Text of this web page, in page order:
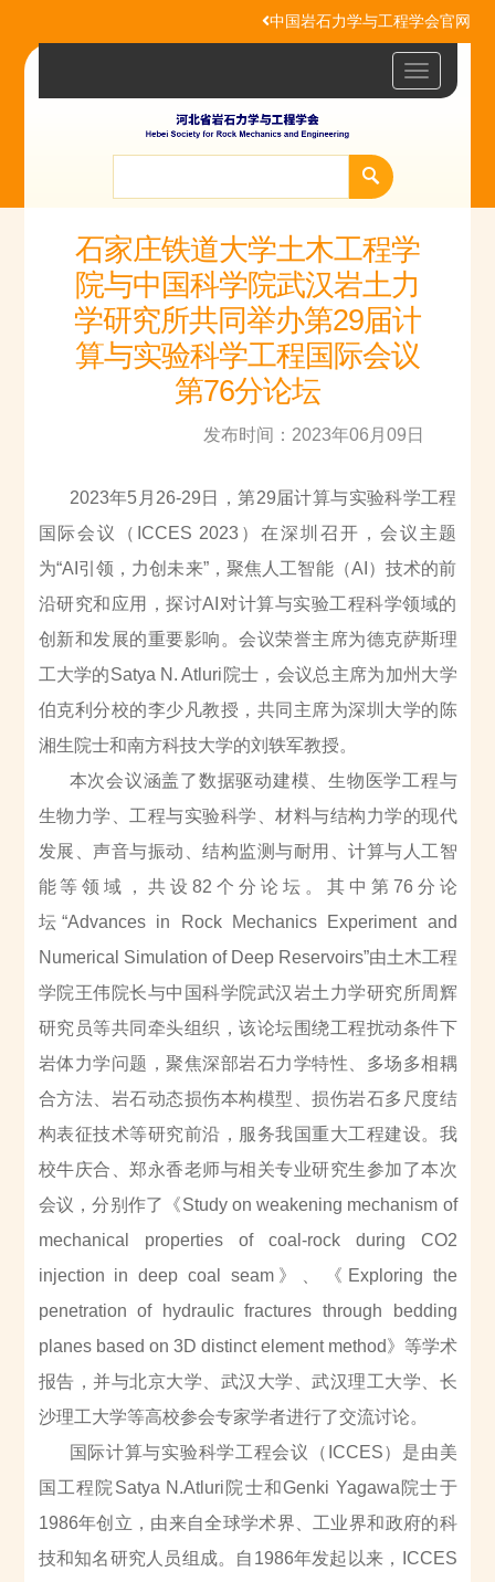
中国岩石力学与工程学会官网
Toggle
石家庄铁道大学土木工程学
院与中国科学院武汉岩土力
学研究所共同举办第29届计
算与实验科学工程国际会议
第76分论坛
发布时间：2023年06月09日
2023年5月26-29日，第29届计算与实验科学工程
国际会议（ICCES 2023）在深圳召开，会议主题
为“AI引领，力创未来”，聚焦人工智能（AI）技术的前
沿研究和应用，探讨AI对计算与实验工程科学领域的
创新和发展的重要影响。会议荣誉主席为德克萨斯理
工大学的Satya N. Atluri院士，会议总主席为加州大学
伯克利分校的李少凡教授，共同主席为深圳大学的陈
湘生院士和南方科技大学的刘轶军教授。
本次会议涵盖了数据驱动建模、生物医学工程与
生物力学、工程与实验科学、材料与结构力学的现代
发展、声音与振动、结构监测与耐用、计算与人工智
能等领域，共设82 个分论坛。其中第 76 分论
坛 “Advances in Rock Mechanics Experiment and
Numerical Simulation of Deep Reservoirs”由土木工程
学院王伟院长与中国科学院武汉岩土力学研究所周辉
研究员等共同牵头组织，该论坛围绕工程扰动条件下
岩体力学问题，聚焦深部岩石力学特性、多场多相耦
合方法、岩石动态损伤本构模型、损伤岩石多尺度结
构表征技术等研究前沿，服务我国重大工程建设。我
校牛庆合、郑永香老师与相关专业研究生参加了本次
会议，分别作了《Study on weakening mechanism of
mechanical properties of coal-rock during CO2
injection in deep coal seam》、《 Exploring the
penetration of hydraulic fractures through bedding
planes based on 3D distinct element method》等学术
报告，并与北京大学、武汉大学、武汉理工大学、长
沙理工大学等高校参会专家学者进行了交流讨论。
国际计算与实验科学工程会议（ ICCES）是由美
国工程院 Satya N.Atluri 院士和Genki Yagawa 院士于
1986年创立，由来自全球学术界、工业界和政府的科
技和知名研究人员组成。自 1986年发起以来，
ICCES